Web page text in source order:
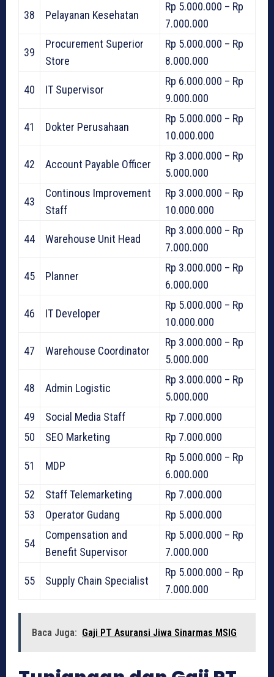
38 Pelayanan Kesehatan
Rp 5.000.000 – Rp
7.000.000
39
Procurement Superior
Store
Rp 5.000.000 – Rp
8.000.000
40 IT Supervisor
Rp 6.000.000 – Rp
9.000.000
41 Dokter Perusahaan
Rp 5.000.000 – Rp
10.000.000
42 Account Payable Officer
Rp 3.000.000 – Rp
5.000.000
43
Continous Improvement
Staff
Rp 3.000.000 – Rp
10.000.000
44 Warehouse Unit Head
Rp 3.000.000 – Rp
7.000.000
45 Planner
Rp 3.000.000 – Rp
6.000.000
46 IT Developer
Rp 5.000.000 – Rp
10.000.000
47 Warehouse Coordinator
Rp 3.000.000 – Rp
5.000.000
48 Admin Logistic
Rp 3.000.000 – Rp
5.000.000
49
Social Media Staff
Rp 7.000.000
50
SEO Marketing Rp 7.000.000
51 MDP
Rp 5.000.000 – Rp
6.000.000
52
Staff Telemarketing
Rp 7.000.000
53
Operator Gudang Rp 5.000.000
54
Compensation and
Benefit Supervisor
Rp 5.000.000 – Rp
7.000.000
55 Supply Chain Specialist
Rp 5.000.000 – Rp
7.000.000
Baca Juga: Gaji PT Asuransi Jiwa Sinarmas MSIG